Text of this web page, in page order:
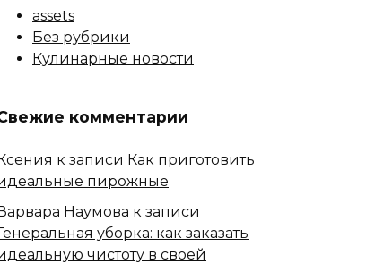
assets
Без рубрики
Кулинарные новости
комментарии
к записи Как приготовить
пирожные
Наумова к записи
уборка: как заказать
чистоту в своей